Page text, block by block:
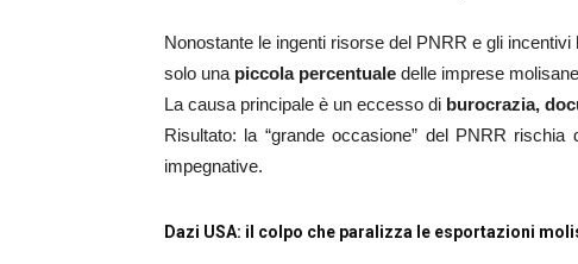
Nonostante le ingenti risorse del PNRR e gli incentivi
solo una piccola percentuale delle imprese
La causa principale è un eccesso di burocrazia,
Risultato: la “grande occasione” del PNRR
impegnative.
Dazi USA: il colpo che paralizza le esportazioni